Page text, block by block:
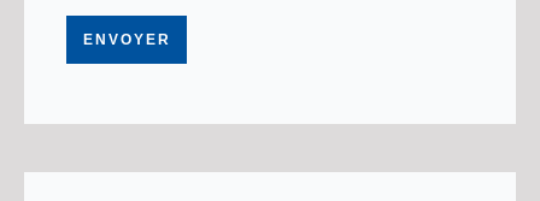
ENVOYER